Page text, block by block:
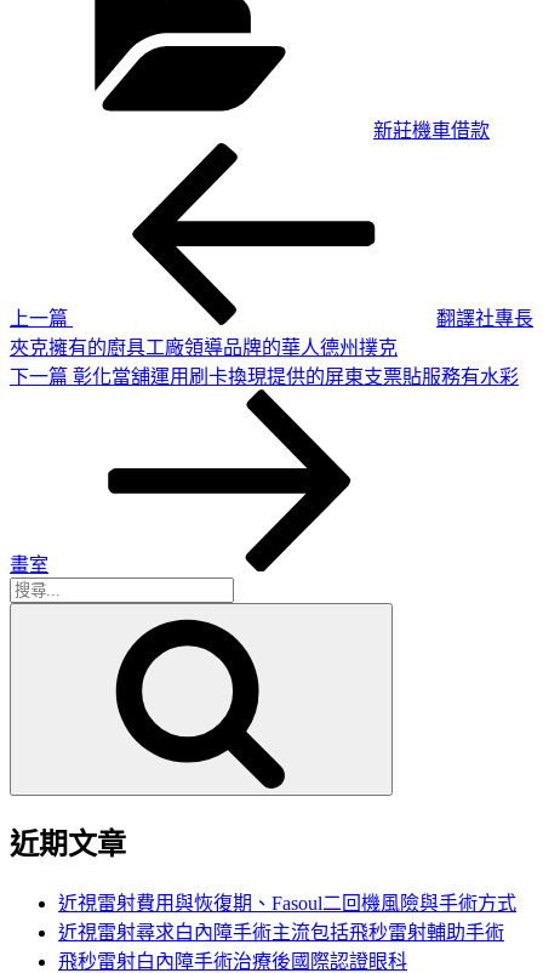
新莊機車借款
上一篇
翻譯社專長
夾克擁有的廚具工廠領導品牌的華人德州撲克
下
下一篇 彰化當舖運用刷卡換現提供的屏東支票貼服務有水彩
畫室
搜
近期文章
近視雷射費用與恢復期、Fasoul二回機風險與手術方式
近視雷射尋求白內障手術主流包括飛秒雷射輔助手術
飛秒雷射白內障手術治療後國際認證眼科